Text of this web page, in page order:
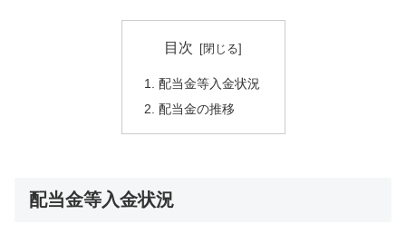
目次
配当金等入金状況
配当金の推移
配当金等入金状況